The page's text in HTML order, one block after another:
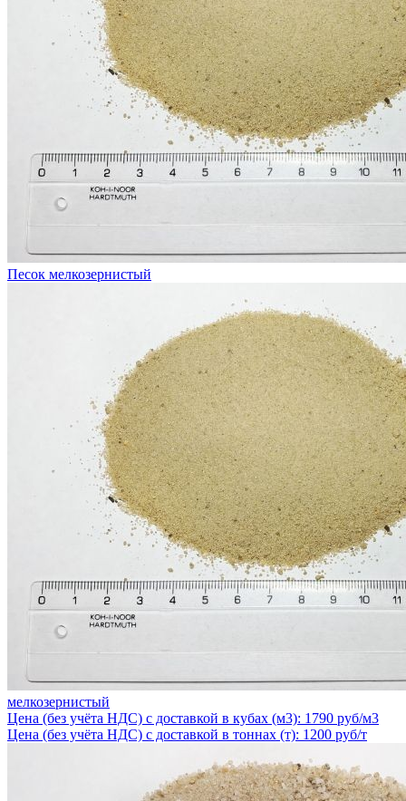
Песок мелкозернистый
мелкозернистый
Цена (без учёта НДС) с доставкой в кубах (м3): 1790 руб/м3
Цена (без учёта НДС) с доставкой в тоннах (т): 1200 руб/т